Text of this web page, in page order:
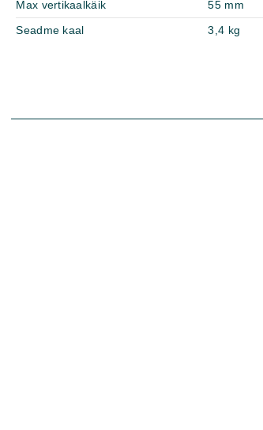
Max vertikaalkäik
55 mm
Seadme kaal
3,4 kg